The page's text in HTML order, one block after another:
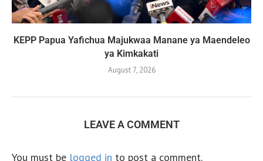
KEPP Papua Yafichua Majukwaa Manane ya Maendeleo
ya Kimkakati
August 7, 2026
LEAVE A COMMENT
You must be logged in to post a comment.